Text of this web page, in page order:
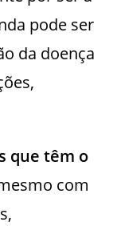
pode ser
da doença
que têm o
com